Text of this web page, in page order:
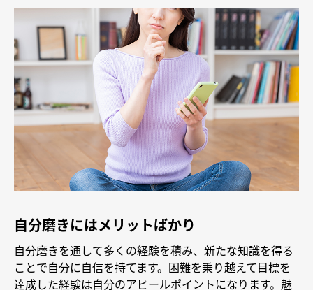
自分磨きにはメリットばかり
自分磨きを通して多くの経験を積み、新たな知識を得る
ことで自分に自信を持てます。困難を乗り越えて目標を
達成した経験は自分のアピールポイントになります。魅